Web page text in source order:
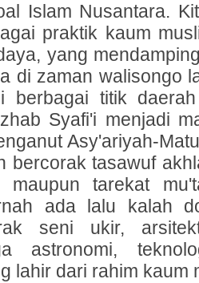
Islam Nusantara.
praktik kaum
yang
di zaman walisongo
berbagai titik
Syafi'i menjadi
Asy'ariyah-
bercorak tasawuf
maupun tarekat
ada lalu kalah
seni ukir,
astronomi,
lahir dari rahim kaum